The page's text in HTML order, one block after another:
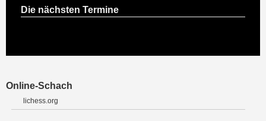
Die nächsten Termine
Online-Schach
lichess.org